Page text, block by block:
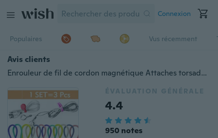
Connexion
Populaires Vus récemment
Avis clients
Enrouleur de fil de cordon magnétique Attaches torsadées magnétiques solides Organisateur de câble en silicone souple Gadgets pour la gestion des câbles, la suspension et la tenue de trucs, Fidget Toy, ou juste pour le plaisir, également utilisé comme signets / porte-clés
ÉVALUATION GÉNÉRALE
4.4
950 notes